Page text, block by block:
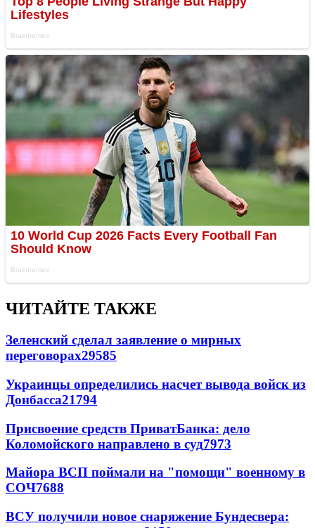
ЧИТАЙТЕ ТАКЖЕ
Зеленский сделал заявление о мирных
переговорах29585
Украинцы определились насчет вывода войск из
Донбасса21794
Присвоение средств ПриватБанка: дело
Коломойского направлено в суд7973
Майора ВСП поймали на "помощи" военному в
СОЧ7688
ВСУ получили новое снаряжение Бундесвера: